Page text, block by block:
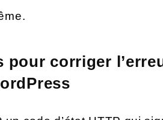
pour corriger